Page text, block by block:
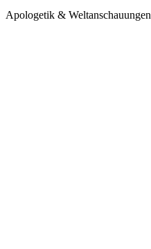
Apologetik & Weltanschauungen